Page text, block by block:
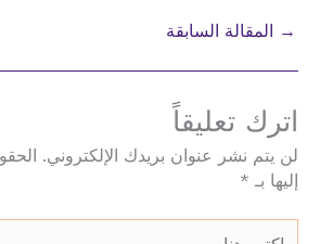
→ المقالة السابقة
اترك تعليقاً
لن يتم نشر عنوان بريدك الإلكتروني.
إليها بـ *